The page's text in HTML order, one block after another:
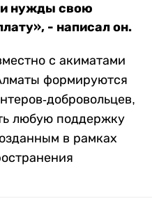
нужды свою
- написал он.
с акиматами
формируются
добровольцев,
любую поддержку
в рамках